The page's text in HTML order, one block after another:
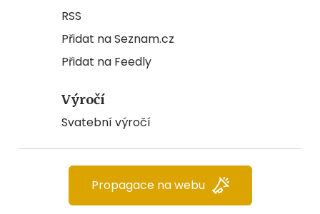
RSS
Přidat na Seznam.cz
Přidat na Feedly
Výročí
Svatební výročí
Propagace na webu